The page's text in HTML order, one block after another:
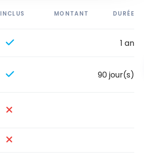
INCLUS MONTANT DURÉE
1 an
90 jour(s)